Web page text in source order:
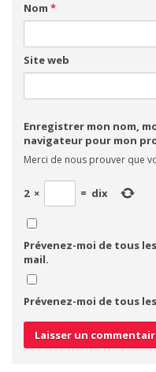
Nom *
Site web
Enregistrer mon nom,
navigateur pour mon
Merci de nous prouver que
2 × = dix
Prévenez-moi de tous
mail.
Prévenez-moi de tous